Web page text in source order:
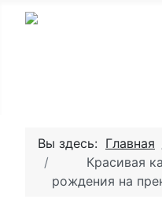
Вы здесь: Главная
Красивая
рождения на